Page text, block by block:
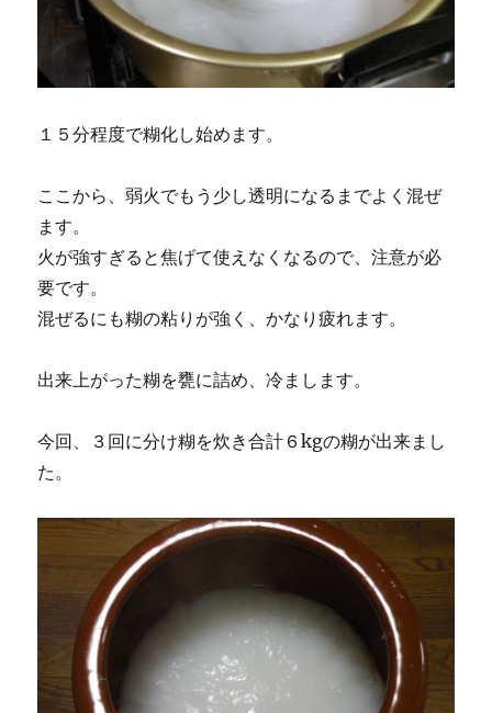
１５分程度で糊化し始めます。
ここから、弱火でもう少し透明になるまでよく混ぜ
ます。
火が強すぎると焦げて使えなくなるので、注意が必
要です。
混ぜるにも糊の粘りが強く、かなり疲れます。
出来上がった糊を甕に詰め、冷まします。
今回、３回に分け糊を炊き合計６kgの糊が出来まし
た。